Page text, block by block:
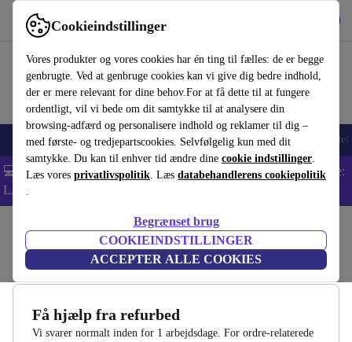
Cookieindstillinger
Vores produkter og vores cookies har én ting til fælles: de er begge
genbrugte. Ved at genbruge cookies kan vi give dig bedre indhold,
der er mere relevant for dine behov.For at få dette til at fungere
ordentligt, vil vi bede om dit samtykke til at analysere din
browsing-adfærd og personalisere indhold og reklamer til dig –
med første- og tredjepartscookies. Selvfølgelig kun med dit
samtykke. Du kan til enhver tid ændre dine cookie indstillinger.
Læs vores privatlivspolitik. Læs databehandlerens cookiepolitik
.
Begrænset brug
COOKIEINDSTILLINGER
ACCEPTER ALLE COOKIES
Brug refurbed hurtigt og nemt
Smartphones Bærbare Tablets Smartwatches Tilbehør
💻 Ekstra 5% rabat på alle MacBooks og bærbare computere - Kode:
LAPTOP5 -
Tilbage til kontaktsiden
Få hjælp fra refurbed
Vi svarer normalt inden for 1 arbejdsdage. For ordre-relaterede